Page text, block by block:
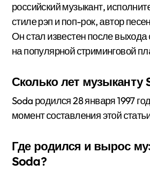
российский музыкант,
стиле рэп и поп-рок, автор
Он стал известен после выхода
на популярной стриминговой
Сколько лет музыканту
Soda родился 28 января 1997
момент составления этой
Где родился и вырос
Soda?